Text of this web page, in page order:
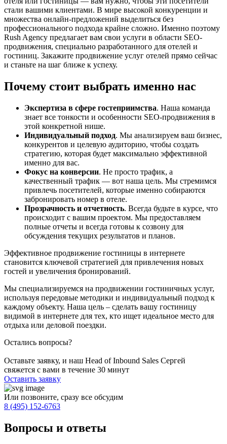
стали вашими клиентами. В мире высокой конкуренции и
множества онлайн-предложений выделиться без
профессионального подхода крайне сложно. Именно поэтому
Rush Agency предлагает вам свои услуги в области SEO-
продвижения, специально разработанного для отелей и
гостиниц. Закажите продвижение услуг отелей прямо сейчас
и станьте на шаг ближе к успеху.
Почему стоит выбрать именно нас
Экспертиза в сфере гостеприимства. Наша команда
знает все тонкости и особенности SEO-продвижения в
этой конкретной нише.
Индивидуальный подход. Мы анализируем ваш бизнес,
конкурентов и целевую аудиторию, чтобы создать
стратегию, которая будет максимально эффективной
именно для вас.
Фокус на конверсии. Не просто трафик, а
качественный трафик — вот наша цель. Мы стремимся
привлечь посетителей, которые именно собираются
забронировать номер в отеле.
Прозрачность и отчетность. Всегда будьте в курсе, что
происходит с вашим проектом. Мы предоставляем
полные отчеты и всегда готовы к созвону для
обсуждения текущих результатов и планов.
Эффективное продвижение гостиницы в интернете
становится ключевой стратегией для привлечения новых
гостей и увеличения бронирований.
Мы специализируемся на продвижении гостиничных услуг,
используя передовые методики и индивидуальный подход к
каждому объекту. Наша цель – сделать вашу гостиницу
видимой в интернете для тех, кто ищет идеальное место для
отдыха или деловой поездки.
Остались вопросы?
Оставьте заявку, и наш Head of Inbound Sales Сергей
свяжется с вами в течение 30 минут
Оставить заявку
Или позвоните, сразу все обсудим
8 (495) 152-6763
Вопросы и ответы